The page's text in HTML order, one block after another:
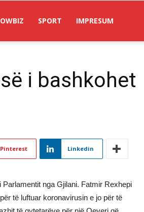
SPORT IMPRESUM
i bashkohet
Pinterest Linkedin
Parlamentit nga Gjilani. Fatmir Rexhepi
të luftuar koronavirusin e jo për të